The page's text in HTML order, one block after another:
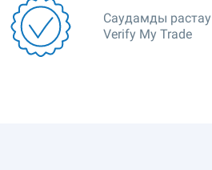
Саудамды
Verify My Trade